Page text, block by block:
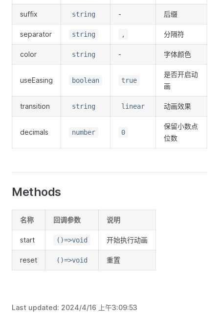
suffix string - 后缀
separator string , 分隔符
color string - 字体颜色
useEasing boolean true
是否开启动
画
transition string linear 动画效果
decimals number 0
保留小数点
位数
Methods
名称 回调参数 说明
start ()=>void 开始执行动画
reset ()=>void 重置
Last updated: 2024/4/16 上午3:09:53